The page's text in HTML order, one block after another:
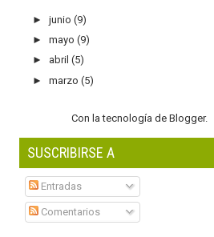
► junio (9)
► mayo (9)
► abril (5)
► marzo (5)
Con la tecnología de Blogger.
SUSCRIBIRSE A
Entradas
Comentarios